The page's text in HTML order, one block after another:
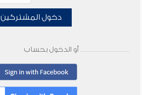
دخول المشتركين
أو الدخول بحساب